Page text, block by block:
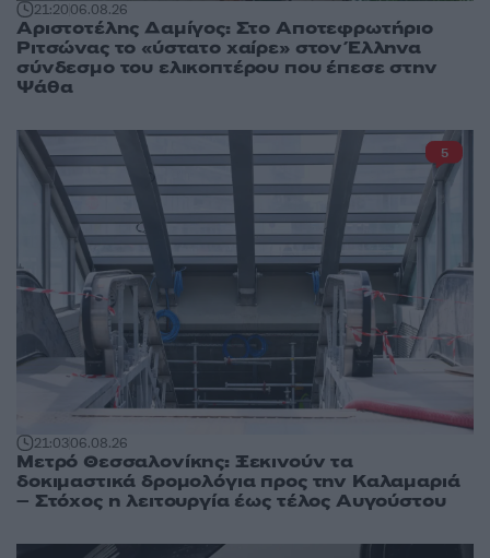
21:2006.08.26
Αριστοτέλης Δαμίγος: Στο Αποτεφρωτήριο
Ριτσώνας το «ύστατο χαίρε» στον Έλληνα
σύνδεσμο του ελικοπτέρου που έπεσε στην
Ψάθα
21:0306.08.26
Μετρό Θεσσαλονίκης: Ξεκινούν τα
δοκιμαστικά δρομολόγια προς την Καλαμαριά
– Στόχος η λειτουργία έως τέλος Αυγούστου
5